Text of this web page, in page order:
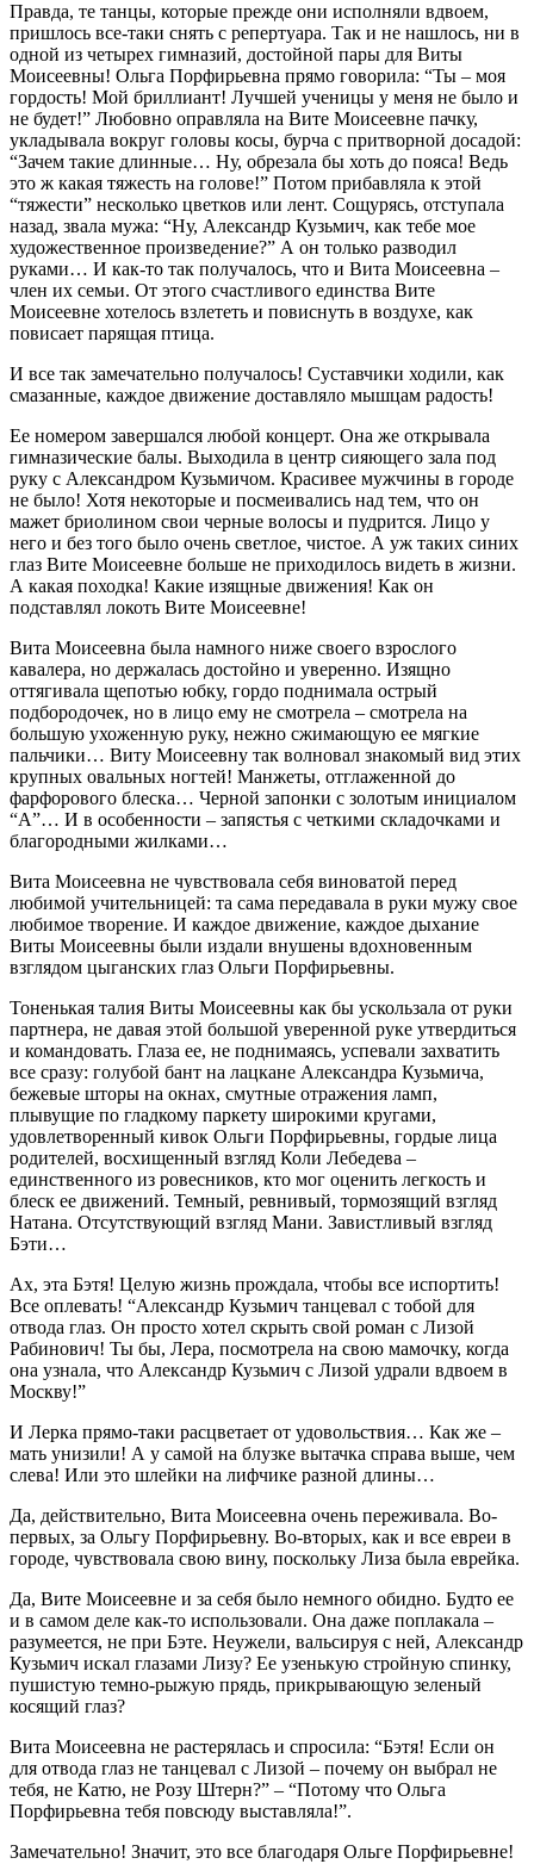
Правда, те танцы, которые прежде они исполняли вдвоем,
пришлось все-таки снять с репертуара. Так и не нашлось, ни в
одной из четырех гимназий, достойной пары для Виты
Моисеевны! Ольга Порфирьевна прямо говорила: “Ты – моя
гордость! Мой бриллиант! Лучшей ученицы у меня не было и
не будет!” Любовно оправляла на Вите Моисеевне пачку,
укладывала вокруг головы косы, бурча с притворной досадой:
“Зачем такие длинные… Ну, обрезала бы хоть до пояса! Ведь
это ж какая тяжесть на голове!” Потом прибавляла к этой
“тяжести” несколько цветков или лент. Сощурясь, отступала
назад, звала мужа: “Ну, Александр Кузьмич, как тебе мое
художественное произведение?” А он только разводил
руками… И как-то так получалось, что и Вита Моисеевна –
член их семьи. От этого счастливого единства Вите
Моисеевне хотелось взлететь и повиснуть в воздухе, как
повисает парящая птица.
И все так замечательно получалось! Суставчики ходили, как
смазанные, каждое движение доставляло мышцам радость!
Ее номером завершался любой концерт. Она же открывала
гимназические балы. Выходила в центр сияющего зала под
руку с Александром Кузьмичом. Красивее мужчины в городе
не было! Хотя некоторые и посмеивались над тем, что он
мажет бриолином свои черные волосы и пудрится. Лицо у
него и без того было очень светлое, чистое. А уж таких синих
глаз Вите Моисеевне больше не приходилось видеть в жизни.
А какая походка! Какие изящные движения! Как он
подставлял локоть Вите Моисеевне!
Вита Моисеевна была намного ниже своего взрослого
кавалера, но держалась достойно и уверенно. Изящно
оттягивала щепотью юбку, гордо поднимала острый
подбородочек, но в лицо ему не смотрела – смотрела на
большую ухоженную руку, нежно сжимающую ее мягкие
пальчики… Виту Моисеевну так волновал знакомый вид этих
крупных овальных ногтей! Манжеты, отглаженной до
фарфорового блеска… Черной запонки с золотым инициалом
“А”… И в особенности – запястья с четкими складочками и
благородными жилками…
Вита Моисеевна не чувствовала себя виноватой перед
любимой учительницей: та сама передавала в руки мужу свое
любимое творение. И каждое движение, каждое дыхание
Виты Моисеевны были издали внушены вдохновенным
взглядом цыганских глаз Ольги Порфирьевны.
Тоненькая талия Виты Моисеевны как бы ускользала от руки
партнера, не давая этой большой уверенной руке утвердиться
и командовать. Глаза ее, не поднимаясь, успевали захватить
все сразу: голубой бант на лацкане Александра Кузьмича,
бежевые шторы на окнах, смутные отражения ламп,
плывущие по гладкому паркету широкими кругами,
удовлетворенный кивок Ольги Порфирьевны, гордые лица
родителей, восхищенный взгляд Коли Лебедева –
единственного из ровесников, кто мог оценить легкость и
блеск ее движений. Темный, ревнивый, тормозящий взгляд
Натана. Отсутствующий взгляд Мани. Завистливый взгляд
Бэти…
Ах, эта Бэтя! Целую жизнь прождала, чтобы все испортить!
Все оплевать! “Александр Кузьмич танцевал с тобой для
отвода глаз. Он просто хотел скрыть свой роман с Лизой
Рабинович! Ты бы, Лера, посмотрела на свою мамочку, когда
она узнала, что Александр Кузьмич с Лизой удрали вдвоем в
Москву!”
И Лерка прямо-таки расцветает от удовольствия… Как же –
мать унизили! А у самой на блузке вытачка справа выше, чем
слева! Или это шлейки на лифчике разной длины…
Да, действительно, Вита Моисеевна очень переживала. Во-
первых, за Ольгу Порфирьевну. Во-вторых, как и все евреи в
городе, чувствовала свою вину, поскольку Лиза была еврейка.
Да, Вите Моисеевне и за себя было немного обидно. Будто ее
и в самом деле как-то использовали. Она даже поплакала –
разумеется, не при Бэте. Неужели, вальсируя с ней, Александр
Кузьмич искал глазами Лизу? Ее узенькую стройную спинку,
пушистую темно-рыжую прядь, прикрывающую зеленый
косящий глаз?
Вита Моисеевна не растерялась и спросила: “Бэтя! Если он
для отвода глаз не танцевал с Лизой – почему он выбрал не
тебя, не Катю, не Розу Штерн?” – “Потому что Ольга
Порфирьевна тебя повсюду выставляла!”.
Замечательно! Значит, это все благодаря Ольге Порфирьевне!